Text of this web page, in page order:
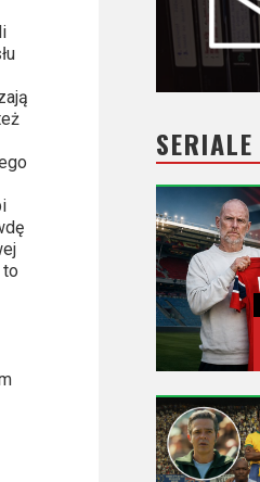
SERIALE